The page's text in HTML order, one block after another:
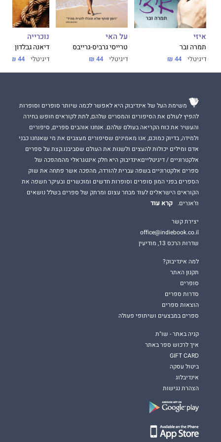
איזי
תמרה ובר
דיגיטלי 44 ₪
על האי
טרייסי גרביס-גרייבס
דיגיטלי 44 ₪
נוכרייה
דיאנה גבלדון
דיגיטלי 44 ₪
משימת העל של אינדיבוק היא לאפשר לכמה שיותר סופרים וסופרות
להפיץ לעולם את הסיפורים והמסרים שלהם, לתת לקוראים חופש בחירה
והעשיר את כוח הקריאה בעולם שלהם. אנחנו אוהבים ספרים, סיפורים
ולמידה, בדיוק כמוכם, אנו מאמינים שסיפורים מעצבים את מי שאנחנו כבני
אדם ומילים יכולות להעצים ולשנות את העולם שסביבנו.קצת על ספרים
אלקטרוניים / דיגיטלייםאינדיבוק היא חלק אינטגראלי מהמהפכה של
ספרים אלקטרוניים בשפה עברית להורדה, מהפכה אשר פתחה את שוק
הספרים בפני המון סופרים וסופרות חדשים ומוכשרים ובעיקר חשפה את
הקוראים הישראלים לעוד מבחר עצום ומרתק של ספרים בשלל נושאים
וז'אנרים.
קרא עוד
יצירת קשר
office@indiebook.co.il
שדרות הרכס 13, מודיעין
למה אינדיבוק?
תקנון האתר
סופרים
סדרות ספרים
הוצאות ספרים
ספרים במבצעים ושיתופי פעולה
קניה באתר - שו"ת
איך לרכוש ספר באתר
GIFT CARD
ביטול עסקה
אינדיבלוג
הצהרת נגישות